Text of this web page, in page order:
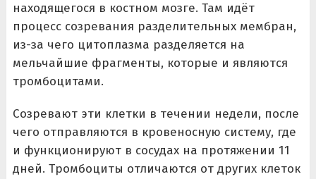
находящегося в костном мозге. Там идёт
процесс созревания разделительных мембран,
из-за чего цитоплазма разделяется на
мельчайшие фрагменты, которые и являются
тромбоцитами.
Созревают эти клетки в течении недели, после
чего отправляются в кровеносную систему, где
и функционируют в сосудах на протяжении 11
дней. Тромбоциты отличаются от других клеток